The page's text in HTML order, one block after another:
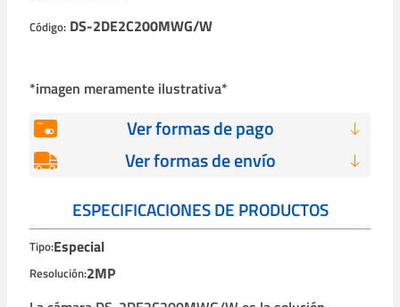
Código: DS-2DE2C200MWG/W
*imagen meramente ilustrativa*
Ver formas de pago
Ver formas de envío
ESPECIFICACIONES DE PRODUCTOS
Tipo:Especial
Resolución:2MP